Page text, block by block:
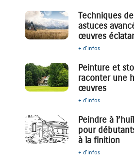
Techniques
astuces
œuvres
+ d'infos
Peinture et
raconter une
œuvres
+ d'infos
Peindre à
pour
à la finition
+ d'infos